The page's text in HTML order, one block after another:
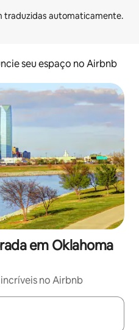
seu espaço no Airbnb
em Oklahoma
no Airbnb
disponíveis, explore-os